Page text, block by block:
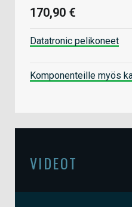
170,90 €
Datatronic pelikoneet
Komponenteille myös
VIDEOT